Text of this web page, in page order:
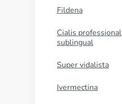
Fildena
Cialis professional
sublingual
Super vidalista
Ivermectina